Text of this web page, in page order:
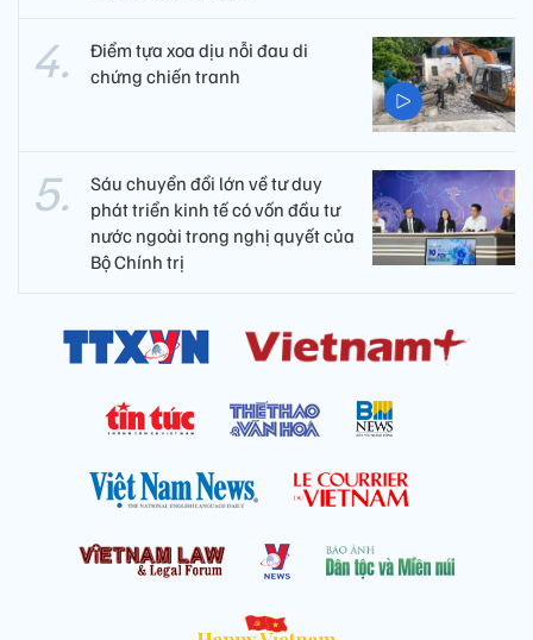
Điểm tựa xoa dịu nỗi đau di
chứng chiến tranh
Sáu chuyển đổi lớn về tư duy
phát triển kinh tế có vốn đầu tư
nước ngoài trong nghị quyết của
Bộ Chính trị